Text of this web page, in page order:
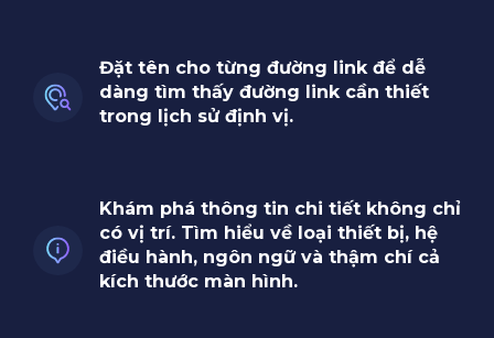
Đặt tên cho từng đường link để dễ
dàng tìm thấy đường link cần thiết
trong lịch sử định vị.
Khám phá thông tin chi tiết không chỉ
có vị trí. Tìm hiểu về loại thiết bị, hệ
điều hành, ngôn ngữ và thậm chí cả
kích thước màn hình.